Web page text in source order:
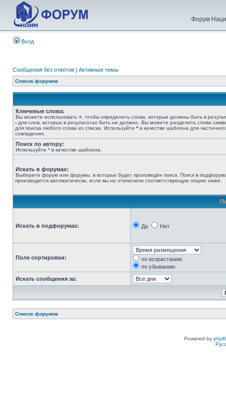
Форум
Вход
Сообщения без ответов | Активные темы
Список форумов
Ключевые слова:
Вы можете использовать + , чтобы определить слова, которые должны быть в
- для слов, которых в результатах быть не должно. Вы можете разделить слова
для поиска любого слова из списка. Используйте * в качестве шаблона для
совпадения.
Поиск по автору:
Используйте * в качестве шаблона.
Искать в форумах:
Выберите форум или форумы, в которых будет произведён поиск. Поиск в
производится автоматически, если вы не отключили соответствующую опцию ниже.
Искать в подфорумах: Да Нет
Поле сортировки:
по возрастанию
по убыванию
Искать сообщения за:
Список форумов
Powered by